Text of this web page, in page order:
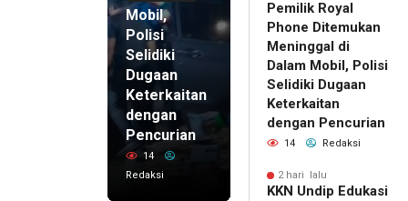
Mobil,
Polisi
Selidiki
Dugaan
Keterkaitan
dengan
Pencurian
14
Redaksi
Pemilik Royal
Phone Ditemukan
Meninggal di
Dalam Mobil, Polisi
Selidiki Dugaan
Keterkaitan
dengan Pencurian
14 Redaksi
2 hari lalu
KKN Undip Edukasi